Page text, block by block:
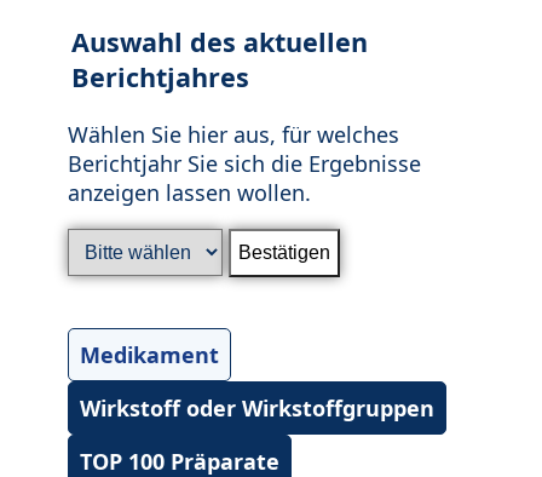
Auswahl des aktuellen
Berichtjahres
Wählen Sie hier aus, für welches
Berichtjahr Sie sich die Ergebnisse
anzeigen lassen wollen.
Medikament
Wirkstoff oder Wirkstoffgruppen
TOP 100 Präparate